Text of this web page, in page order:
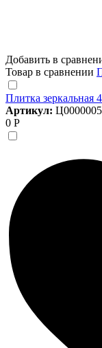
Добавить в
Товар в сравнении
Плитка зеркальная
Артикул:
0 Р